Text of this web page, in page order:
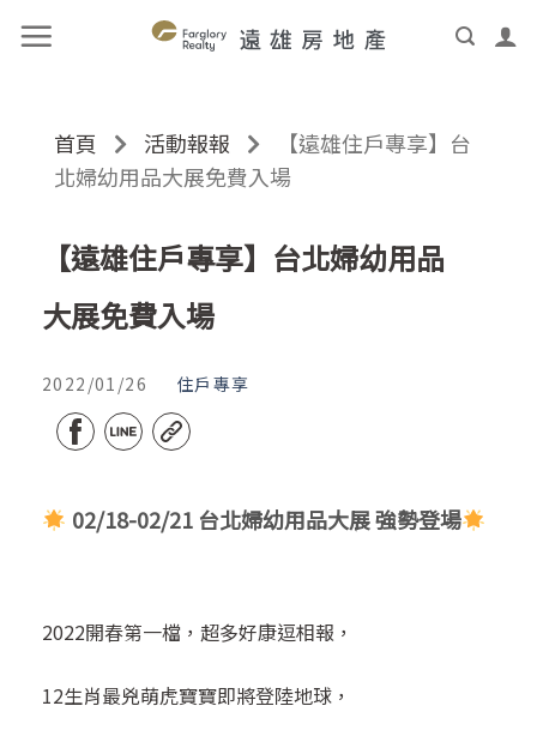
首頁 活動報報
【遠雄住戶專享】台
北婦幼用品大展免費入場
【遠雄住戶專享】台北婦幼用品
大展免費入場
2022/01/26 住戶專享
02/18-02/21 台北婦幼用品大展 強勢登場
2022開春第一檔，超多好康逗相報，
12生肖最兇萌虎寶寶即將登陸地球，